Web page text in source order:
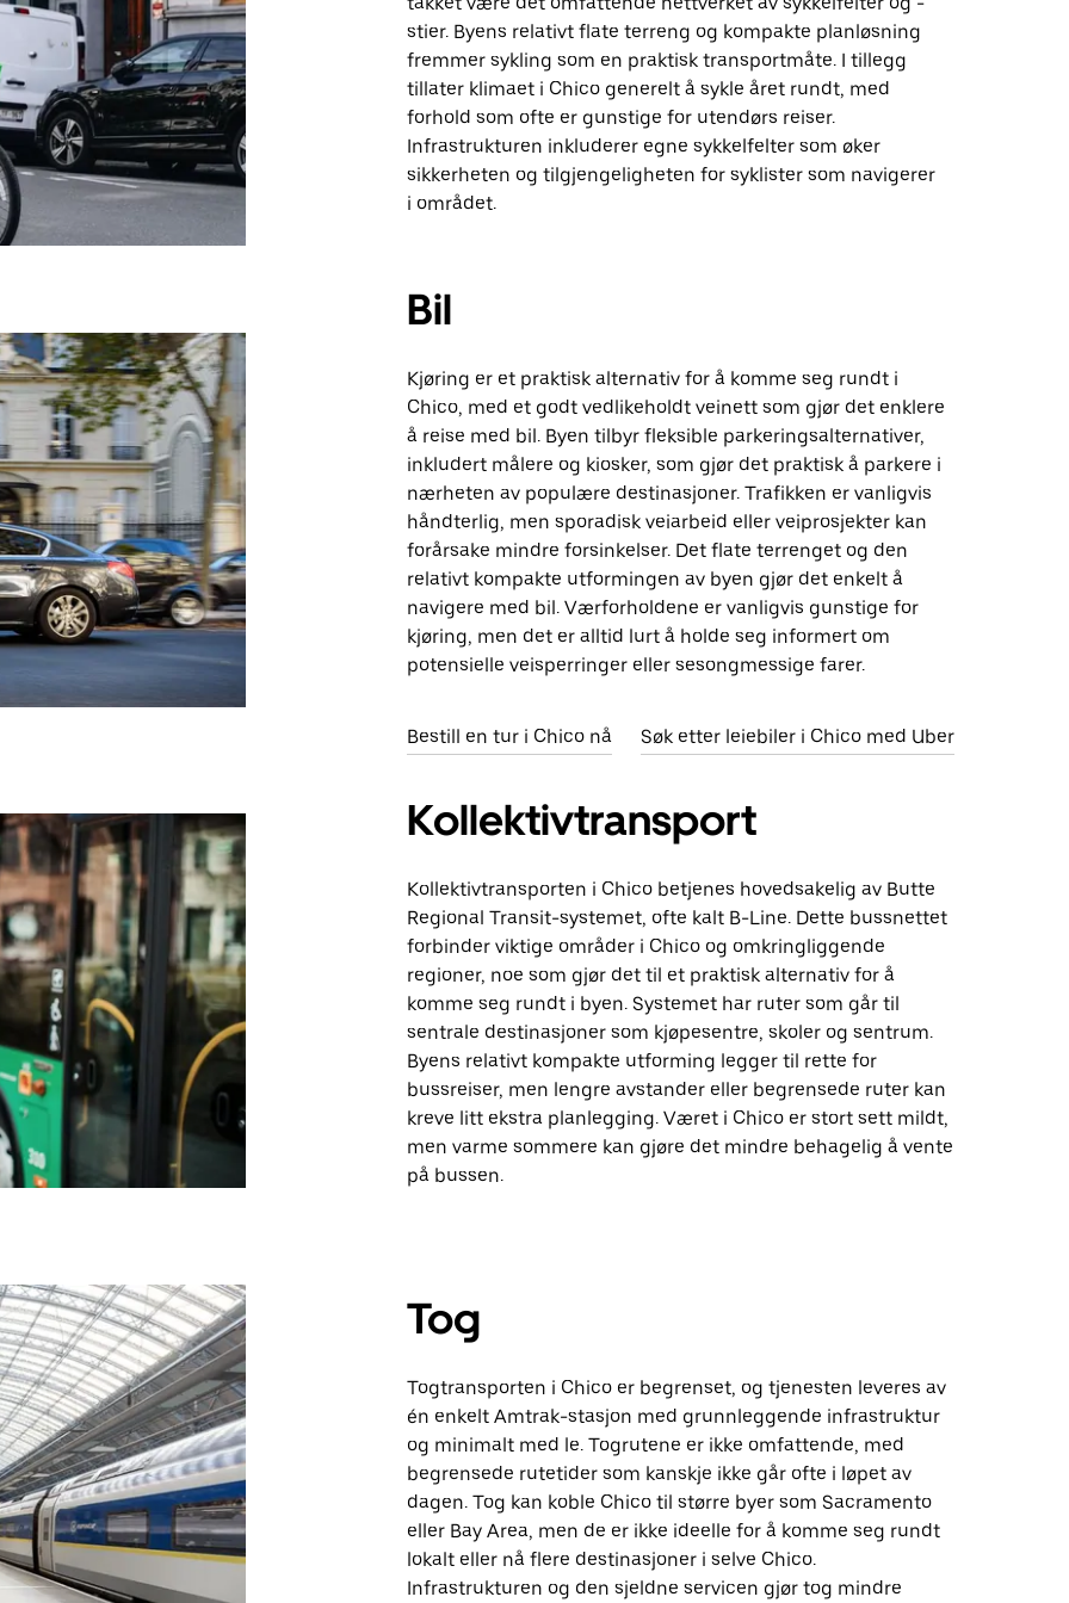
stier. Byens relativt flate terreng og kompakte planløsning
fremmer sykling som en praktisk transportmåte. I tillegg
tillater klimaet i Chico generelt å sykle året rundt, med
forhold som ofte er gunstige for utendørs reiser.
Infrastrukturen inkluderer egne sykkelfelter som øker
sikkerheten og tilgjengeligheten for syklister som navigerer
i området.
Bil
Kjøring er et praktisk alternativ for å komme seg rundt i
Chico, med et godt vedlikeholdt veinett som gjør det enklere
å reise med bil. Byen tilbyr fleksible parkeringsalternativer,
inkludert målere og kiosker, som gjør det praktisk å parkere i
nærheten av populære destinasjoner. Trafikken er vanligvis
håndterlig, men sporadisk veiarbeid eller veiprosjekter kan
forårsake mindre forsinkelser. Det flate terrenget og den
relativt kompakte utformingen av byen gjør det enkelt å
navigere med bil. Værforholdene er vanligvis gunstige for
kjøring, men det er alltid lurt å holde seg informert om
potensielle veisperringer eller sesongmessige farer.
Bestill en tur i Chico nå Søk etter leiebiler i Chico med Uber
Kollektivtransport
Kollektivtransporten i Chico betjenes hovedsakelig av Butte
Regional Transit-systemet, ofte kalt B-Line. Dette bussnettet
forbinder viktige områder i Chico og omkringliggende
regioner, noe som gjør det til et praktisk alternativ for å
komme seg rundt i byen. Systemet har ruter som går til
sentrale destinasjoner som kjøpesentre, skoler og sentrum.
Byens relativt kompakte utforming legger til rette for
bussreiser, men lengre avstander eller begrensede ruter kan
kreve litt ekstra planlegging. Været i Chico er stort sett mildt,
men varme sommere kan gjøre det mindre behagelig å vente
på bussen.
Tog
Togtransporten i Chico er begrenset, og tjenesten leveres av
én enkelt Amtrak-stasjon med grunnleggende infrastruktur
og minimalt med le. Togrutene er ikke omfattende, med
begrensede rutetider som kanskje ikke går ofte i løpet av
dagen. Tog kan koble Chico til større byer som Sacramento
eller Bay Area, men de er ikke ideelle for å komme seg rundt
lokalt eller nå flere destinasjoner i selve Chico.
Infrastrukturen og den sjeldne servicen gjør tog mindre